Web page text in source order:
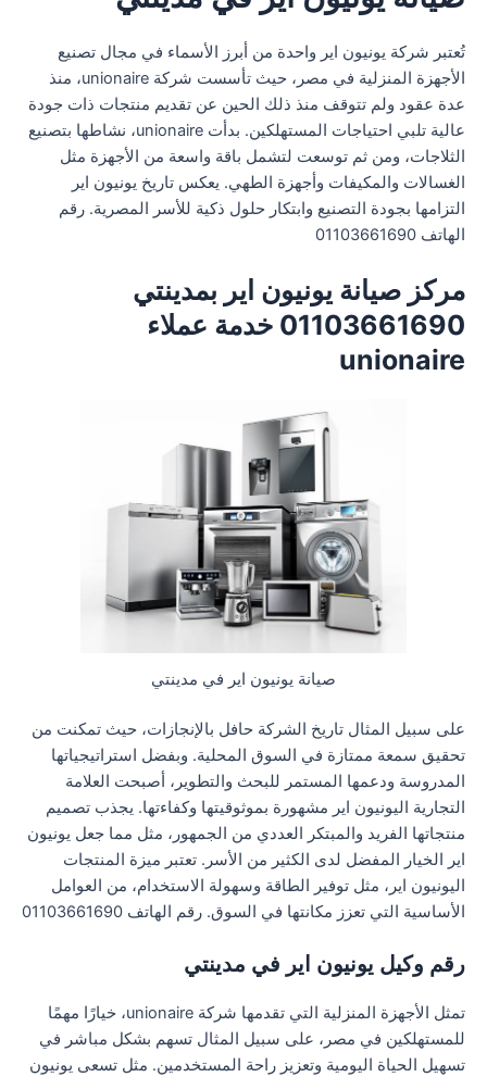
تُعتبر شركة يونيون اير واحدة من أبرز الأسماء في مجال تصنيع
الأجهزة المنزلية في مصر، حيث تأسست شركة unionaire، منذ
عدة عقود ولم تتوقف منذ ذلك الحين عن تقديم منتجات ذات جودة
عالية تلبي احتياجات المستهلكين. بدأت unionaire، نشاطها بتصنيع
الثلاجات، ومن ثم توسعت لتشمل باقة واسعة من الأجهزة مثل
الغسالات والمكيفات وأجهزة الطهي. يعكس تاريخ يونيون اير
التزامها بجودة التصنيع وابتكار حلول ذكية للأسر المصرية. رقم
الهاتف 01103661690
مركز صيانة يونيون اير بمدينتي
01103661690 خدمة عملاء
unionaire
صيانة يونيون اير في مدينتي
على سبيل المثال تاريخ الشركة حافل بالإنجازات، حيث تمكنت من
تحقيق سمعة ممتازة في السوق المحلية. وبفضل استراتيجياتها
المدروسة ودعمها المستمر للبحث والتطوير، أصبحت العلامة
التجارية اليونيون اير مشهورة بموثوقيتها وكفاءتها. يجذب تصميم
منتجاتها الفريد والمبتكر العددي من الجمهور، مثل مما جعل يونيون
اير الخيار المفضل لدى الكثير من الأسر. تعتبر ميزة المنتجات
اليونيون اير، مثل توفير الطاقة وسهولة الاستخدام، من العوامل
الأساسية التي تعزز مكانتها في السوق. رقم الهاتف 01103661690
رقم وكيل يونيون اير في مدينتي
تمثل الأجهزة المنزلية التي تقدمها شركة unionaire، خيارًا مهمًا
للمستهلكين في مصر، على سبيل المثال تسهم بشكل مباشر في
تسهيل الحياة اليومية وتعزيز راحة المستخدمين. مثل تسعى يونيون